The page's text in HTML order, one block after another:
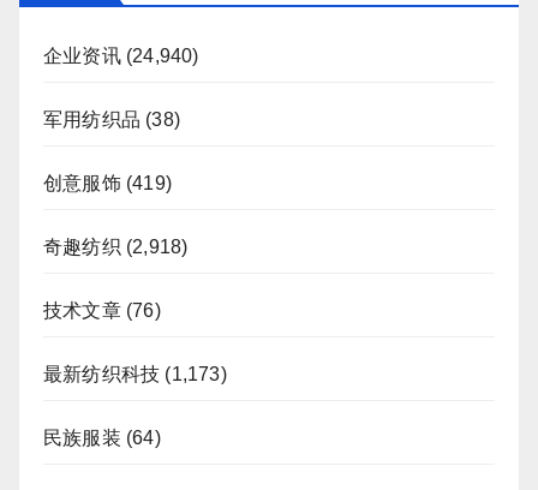
企业资讯(24,940)
军用纺织品 (38)
创意服饰(419)
奇趣纺织 (2,918)
技术文章(76)
最新纺织科技 (1,173)
民族服装 (64)